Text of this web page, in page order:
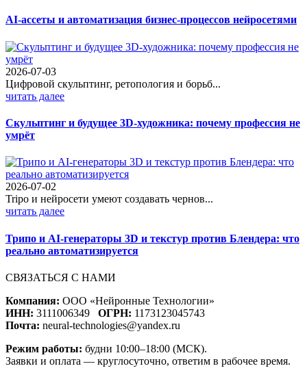
AI-ассеты и автоматизация бизнес-процессов нейросетями
2026-07-03
Цифровой скульптинг, ретопология и борьб...
читать далее
Скульптинг и будущее 3D-художника: почему профессия не
умрёт
2026-07-02
Tripo и нейросети умеют создавать чернов...
читать далее
Трипо и AI-генераторы 3D и текстур против Блендера: что
реально автоматизируется
СВЯЗАТЬСЯ С НАМИ
Компания: ООО «Нейронные Технологии»
ИНН: 3111006349 ОГРН: 1173123045743
Почта: neural-technologies@yandex.ru
Режим работы: будни 10:00–18:00 (МСК).
Заявки и оплата — круглосуточно, ответим в рабочее время.